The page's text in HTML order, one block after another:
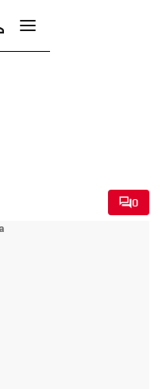
0